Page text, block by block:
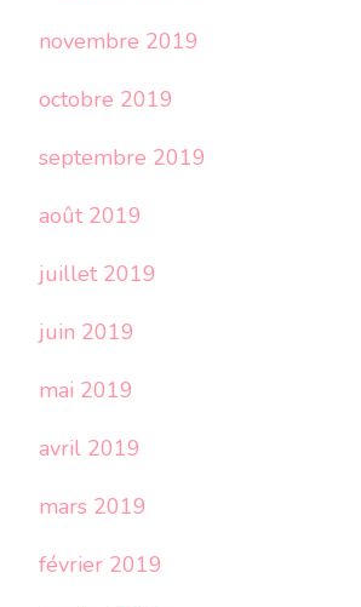
novembre 2019
octobre 2019
septembre 2019
août 2019
juillet 2019
juin 2019
mai 2019
avril 2019
mars 2019
février 2019